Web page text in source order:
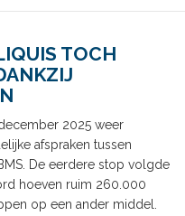
TOCH
2025 weer
afspraken tussen
De eerdere stop volgde
hoeven ruim 260.000
op een ander middel.